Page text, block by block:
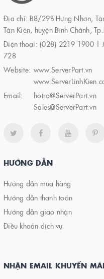
Địa chỉ: B8/29B Hưng Nhơn,
Tân Kiên, huyện Bình Chánh,
Điện thoại: (028) 2219 1900 |
728
Website: www.ServerPart.vn
Email:
hotro@ServerPart.vn
Sales@ServerPart.vn
HƯỚNG DẪN
Hướng dẫn mua hàng
Hướng dẫn thanh toán
Hướng dẫn giao nhận
Điều khoản dịch vụ
NHẬN EMAIL KHUYẾN MÃI